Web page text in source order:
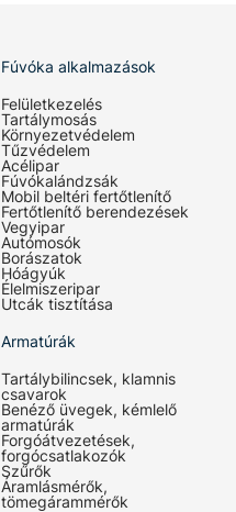
Fúvóka alkalmazások
Felületkezelés
Tartálymosás
Környezetvédelem
Tűzvédelem
Acélipar
Fúvókalándzsák
Mobil beltéri fertőtlenítő
Fertőtlenítő berendezések
Vegyipar
Autómosók
Borászatok
Hóágyúk
Élelmiszeripar
Utcák tisztítása
Armatúrák
Tartálybilincsek, klamnis
csavarok
Benéző üvegek, kémlelő
armatúrák
Forgóátvezetések,
forgócsatlakozók
Szűrők
Áramlásmérők,
tömegárammérők